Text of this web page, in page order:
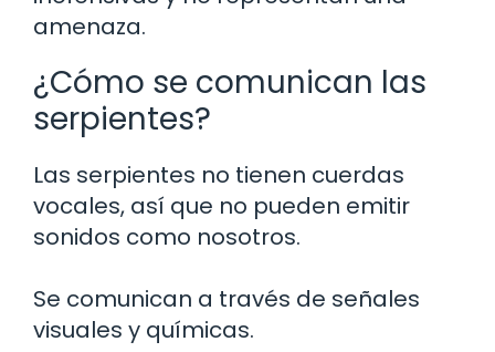
amenaza.
¿Cómo se comunican las
serpientes?
Las serpientes no tienen cuerdas
vocales, así que no pueden emitir
sonidos como nosotros.
Se comunican a través de señales
visuales y químicas.